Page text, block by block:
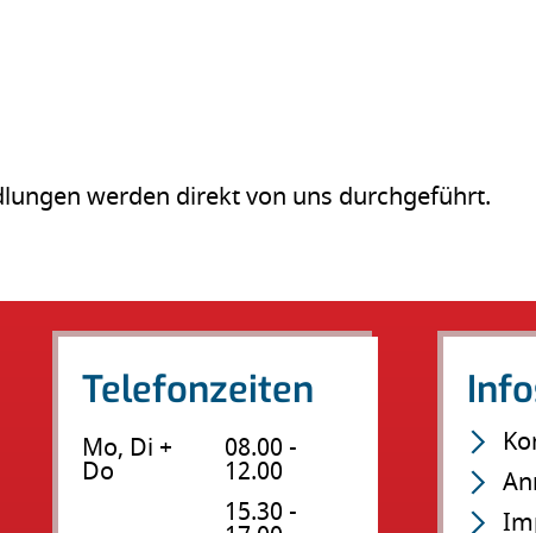
werden direkt von uns durchgeführt.
Telefonzeiten
Mo, Di +
Do
08.00 -
12.00
15.30 -